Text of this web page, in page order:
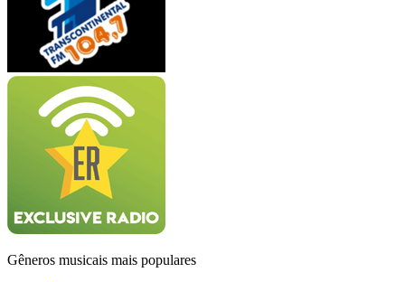
Gêneros musicais mais populares